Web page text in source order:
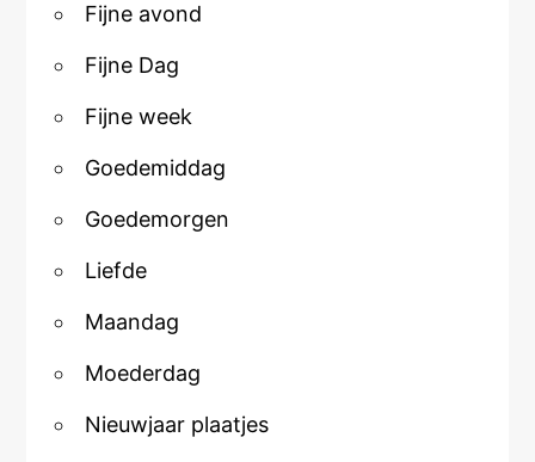
Fijne avond
Fijne Dag
Fijne week
Goedemiddag
Goedemorgen
Liefde
Maandag
Moederdag
Nieuwjaar plaatjes